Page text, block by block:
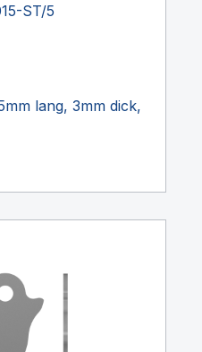
ST/5
lang, 3mm dick,